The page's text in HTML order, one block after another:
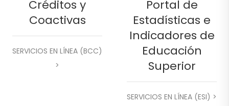
Créditos y
Coactivas
SERVICIOS EN LÍNEA (BCC)
>
Portal de
Estadísticas e
Indicadores de
Educación
Superior
SERVICIOS EN LÍNEA (ESI) >